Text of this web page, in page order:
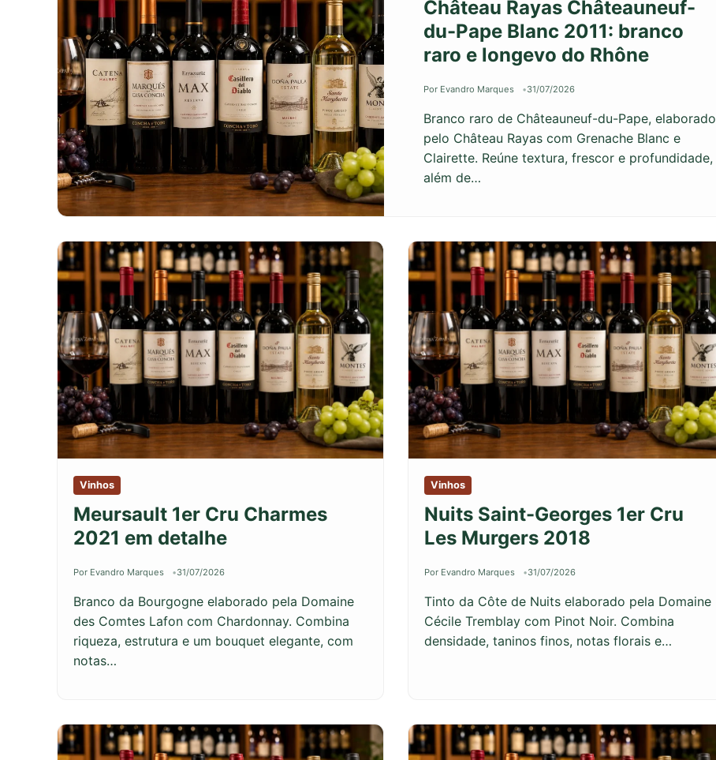
Château Rayas Châteauneuf-
du-Pape Blanc 2011: branco
raro e longevo do Rhône
Por Evandro Marques 31/07/2026
Branco raro de Châteauneuf-du-Pape, elaborado
pelo Château Rayas com Grenache Blanc e
Clairette. Reúne textura, frescor e profundidade,
além de…
Vinhos
Meursault 1er Cru Charmes
2021 em detalhe
Por Evandro Marques 31/07/2026
Branco da Bourgogne elaborado pela Domaine
des Comtes Lafon com Chardonnay. Combina
riqueza, estrutura e um bouquet elegante, com
notas…
Vinhos
Nuits Saint-Georges 1er Cru
Les Murgers 2018
Por Evandro Marques 31/07/2026
Tinto da Côte de Nuits elaborado pela Domaine
Cécile Tremblay com Pinot Noir. Combina
densidade, taninos finos, notas florais e…